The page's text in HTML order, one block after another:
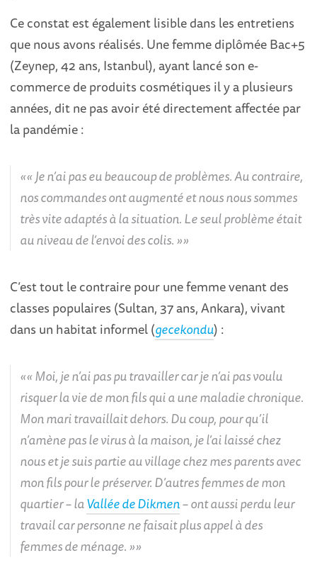
Ce constat est également lisible dans les entretiens
que nous avons réalisés. Une femme diplômée Bac+5
(Zeynep, 42 ans, Istanbul), ayant lancé son e-
commerce de produits cosmétiques il y a plusieurs
années, dit ne pas avoir été directement affectée par
la pandémie :
« Je n’ai pas eu beaucoup de problèmes. Au contraire,
nos commandes ont augmenté et nous nous sommes
très vite adaptés à la situation. Le seul problème était
au niveau de l’envoi des colis. »
C’est tout le contraire pour une femme venant des
classes populaires (Sultan, 37 ans, Ankara), vivant
dans un habitat informel (gecekondu) :
« Moi, je n’ai pas pu travailler car je n’ai pas voulu
risquer la vie de mon fils qui a une maladie chronique.
Mon mari travaillait dehors. Du coup, pour qu’il
n’amène pas le virus à la maison, je l’ai laissé chez
nous et je suis partie au village chez mes parents avec
mon fils pour le préserver. D’autres femmes de mon
quartier – laVallée de Dikmen– ont aussi perdu leur
travail car personne ne faisait plus appel à des
femmes de ménage. »